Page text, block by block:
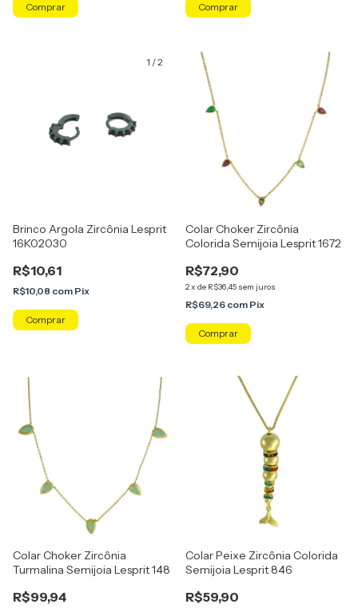
Comprar Comprar
1 /2
Brinco Argola Zircônia Lesprit
16K02030
R$10,61
R$10,08 com Pix
Comprar
Colar Choker Zircônia
Colorida Semijoia Lesprit 1672
R$72,90
2x de R$36,45 sem juros
R$69,26 com Pix
Colar Choker Zircônia
Turmalina Semijoia Lesprit 148
R$99,94
Colar Peixe Zircônia Colorida
Semijoia Lesprit 846
R$59,90